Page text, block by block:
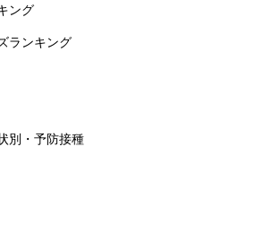
ング
ランキング
別・予防接種